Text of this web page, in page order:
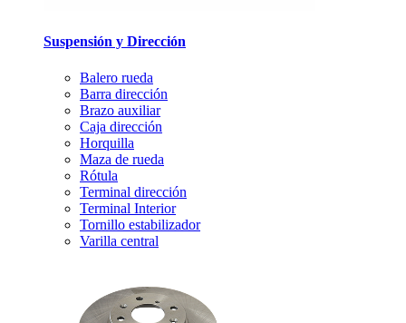
Suspensión y Dirección
Balero rueda
Barra dirección
Brazo auxiliar
Caja dirección
Horquilla
Maza de rueda
Rótula
Terminal dirección
Terminal Interior
Tornillo estabilizador
Varilla central